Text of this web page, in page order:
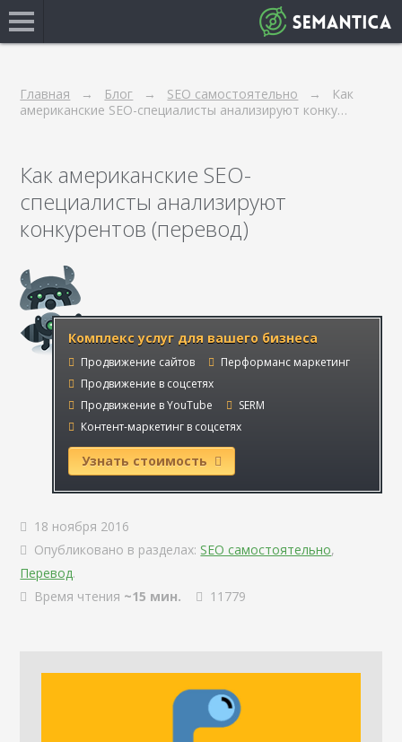
Главная Блог SEO самостоятельно
Как
американские SEO-специалисты анализируют конку…
Как американские SEO-
специалисты анализируют
конкурентов (перевод)
Комплекс услуг для вашего бизнеса
Продвижение сайтов
Перформанс маркетинг
Продвижение в соцсетях
Продвижение в YouTube
SERM
Контент-маркетинг в соцсетях
Узнать стоимость
18 ноября 2016
Опубликовано в разделах: SEO самостоятельно,
Перевод.
Время чтения ~15 мин. 11779